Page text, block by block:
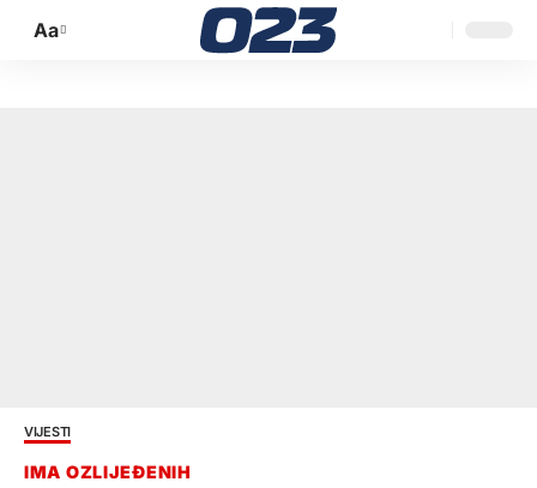
Promijeni
Aa
VIJESTI